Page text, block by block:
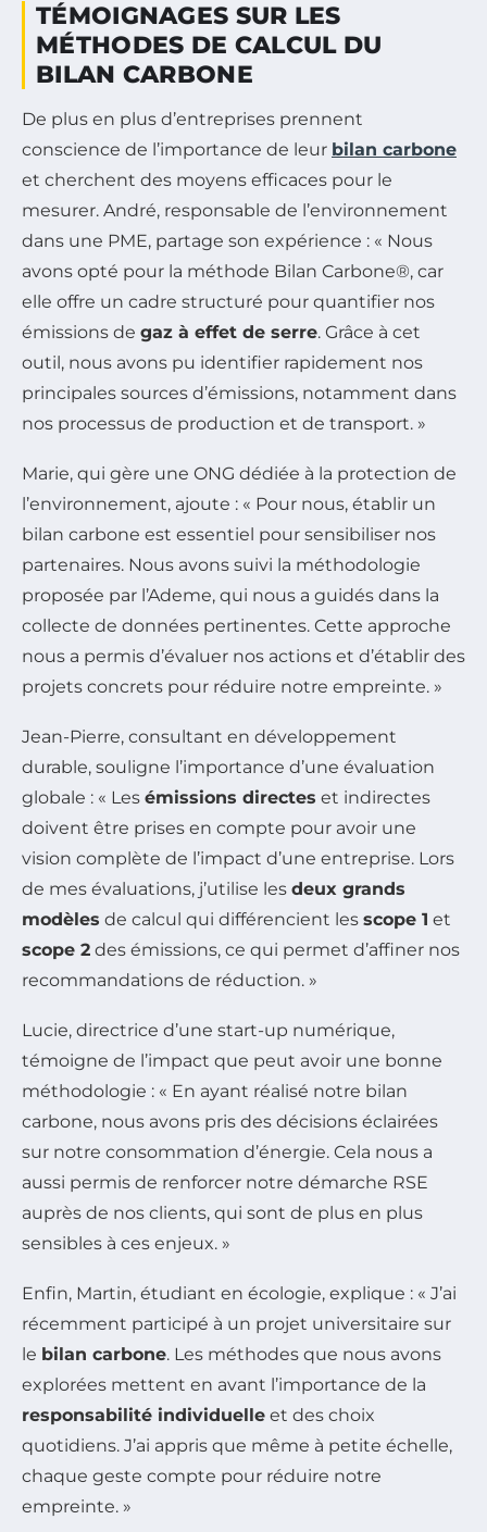
TÉMOIGNAGES SUR LES
MÉTHODES DE CALCUL DU
BILAN CARBONE
De plus en plus d’entreprises prennent
conscience de l’importance de leur bilan carbone
et cherchent des moyens efficaces pour le
mesurer. André, responsable de l’environnement
dans une PME, partage son expérience : « Nous
avons opté pour la méthode Bilan Carbone®, car
elle offre un cadre structuré pour quantifier nos
émissions de gaz à effet de serre. Grâce à cet
outil, nous avons pu identifier rapidement nos
principales sources d’émissions, notamment dans
nos processus de production et de transport. »
Marie, qui gère une ONG dédiée à la protection de
l’environnement, ajoute : « Pour nous, établir un
bilan carbone est essentiel pour sensibiliser nos
partenaires. Nous avons suivi la méthodologie
proposée par l’Ademe, qui nous a guidés dans la
collecte de données pertinentes. Cette approche
nous a permis d’évaluer nos actions et d’établir des
projets concrets pour réduire notre empreinte. »
Jean-Pierre, consultant en développement
durable, souligne l’importance d’une évaluation
globale : « Les émissions directes et indirectes
doivent être prises en compte pour avoir une
vision complète de l’impact d’une entreprise. Lors
de mes évaluations, j’utilise les deux grands
modèles de calcul qui différencient les scope 1 et
scope 2 des émissions, ce qui permet d’affiner nos
recommandations de réduction. »
Lucie, directrice d’une start-up numérique,
témoigne de l’impact que peut avoir une bonne
méthodologie : « En ayant réalisé notre bilan
carbone, nous avons pris des décisions éclairées
sur notre consommation d’énergie. Cela nous a
aussi permis de renforcer notre démarche RSE
auprès de nos clients, qui sont de plus en plus
sensibles à ces enjeux. »
Enfin, Martin, étudiant en écologie, explique : « J’ai
récemment participé à un projet universitaire sur
le bilan carbone. Les méthodes que nous avons
explorées mettent en avant l’importance de la
responsabilité individuelle et des choix
quotidiens. J’ai appris que même à petite échelle,
chaque geste compte pour réduire notre
empreinte. »